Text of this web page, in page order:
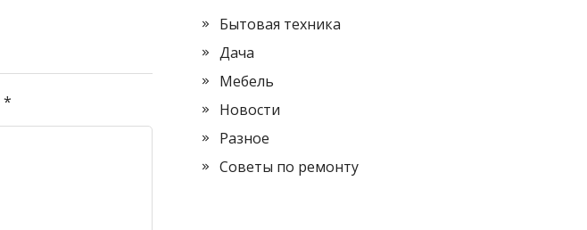
*
Бытовая техника
Дача
Мебель
Новости
Разное
Советы по ремонту